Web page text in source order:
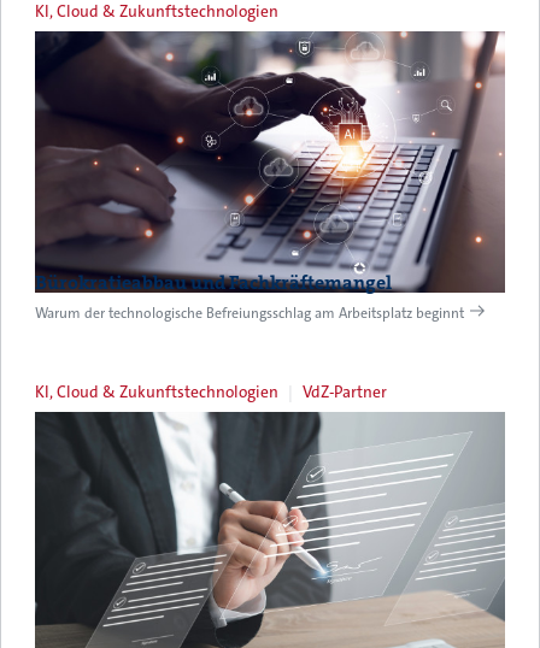
KI, Cloud & Zukunftstechnologien
Bürokratieabbau und Fachkräftemangel
Warum der technologische Befreiungsschlag am Arbeitsplatz beginnt
KI, Cloud & Zukunftstechnologien VdZ-Partner